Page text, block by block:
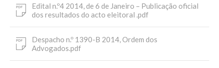
Edital n.º4 2014, de 6 de Janeiro – Publicação oficial
dos resultados do acto eleitoral .pdf
Despacho n.º 1390-B 2014, Ordem dos
Advogados.pdf